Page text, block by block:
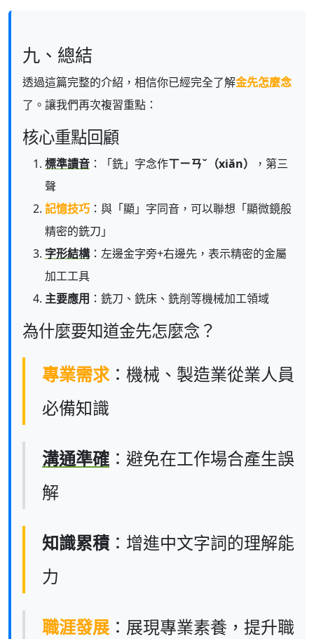
九、總結
透過這篇完整的介紹，相信你已經完全了解金先怎麼念
了。讓我們再次複習重點：
核心重點回顧
標準讀音 ：「銑」字念作ㄒㄧㄢˇ（xiǎn）
，第三
聲
記憶技巧 ：與「顯」字同音，可以聯想「顯微鏡般
精密的銑刀」
字形結構：左邊金字旁+右邊先，表示精密的金屬
加工工具
主要應用 ：銑刀、銑床、銑削等機械加工領域
為什麼要知道金先怎麼念？
專業需求：機械、製造業從業人員
必備知識
溝通準確 ：避免在工作場合產生誤
解
知識累積 ：增進中文字詞的理解能
力
職涯發展 ：展現專業素養，提升職